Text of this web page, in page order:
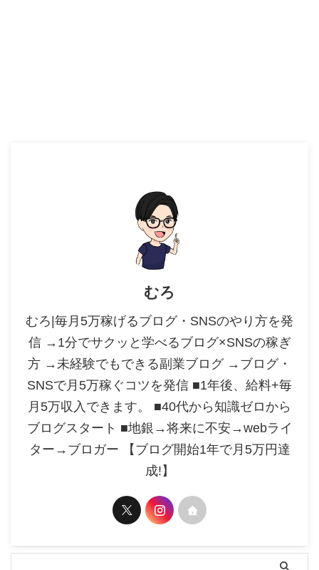
むろ
むろ|毎月5万稼げるブログ・SNSのやり方を発
信 →1分でサクッと学べるブログ×SNSの稼ぎ
方 →未経験でもできる副業ブログ →ブログ・
SNSで月5万稼ぐコツを発信 ■1年後、給料+毎
月5万収入できます。 ■40代から知識ゼロから
ブログスタート ■地銀→将来に不安→webライ
ター→ブロガー 【ブログ開始1年で月5万円達
成!】